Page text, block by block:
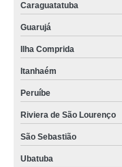
Caraguatatuba
Guarujá
Ilha Comprida
Itanhaém
Peruíbe
Riviera de São Lourenço
São Sebastião
Ubatuba